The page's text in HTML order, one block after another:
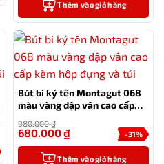
Thêm vào giỏ hàng
Bút bi ký tên Montagut 068
màu vàng dập vân cao cấp
980.000₫
-31%
680.000₫
Thêm vào giỏ hàng